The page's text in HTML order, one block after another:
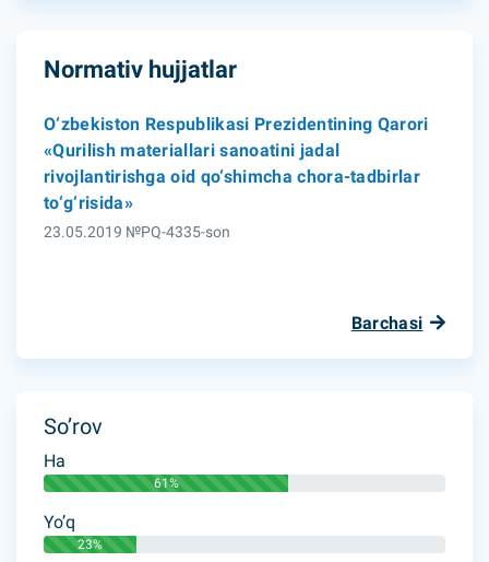
Normativ hujjatlar
O‘zbekiston Respublikasi Prezidentining Qarori
«Qurilish materiallari sanoatini jadal
rivojlantirishga oid qo‘shimcha chora-tadbirlar
to‘g‘risida»
23.05.2019 №PQ-4335-son
Barchasi
So’rov
Ha
61%
Yo’q
23%